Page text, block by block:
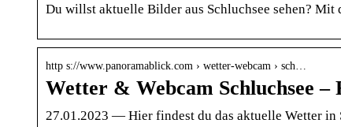
Du willst aktuelle Bilder aus Schluchsee sehen?
http s://www.panoramablick.com › wetter-webcam › sch…
Wetter & Webcam Schluchsee
27.01.2023 — Hier findest du das aktuelle Wetter